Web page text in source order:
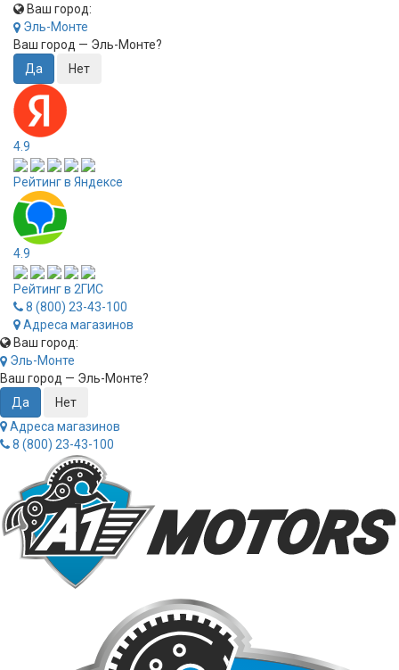
Ваш город:
Эль-Монте
Ваш город — Эль-Монте?
4.9
Рейтинг в Яндексе
4.9
Рейтинг в 2ГИС
8 (800) 23-43-100
Адреса магазинов
Ваш город:
Эль-Монте
Ваш город — Эль-Монте?
Адреса магазинов
8 (800) 23-43-100